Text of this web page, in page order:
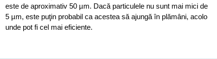
este de aproximativ 50 µm. Dacă particulele nu sunt mai mici de
5 µm, este puţin probabil ca acestea să ajungă în plămâni, acolo
unde pot fi cel mai eficiente.